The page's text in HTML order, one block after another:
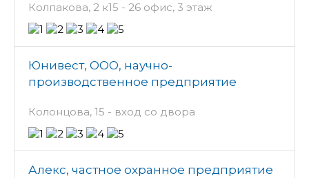
Колпакова, 2 к15 - 26 офис, 3 этаж
Юнивест, ООО, научно-
производственное предприятие
Колонцова, 15 - вход со двора
Алекс, частное охранное предприятие